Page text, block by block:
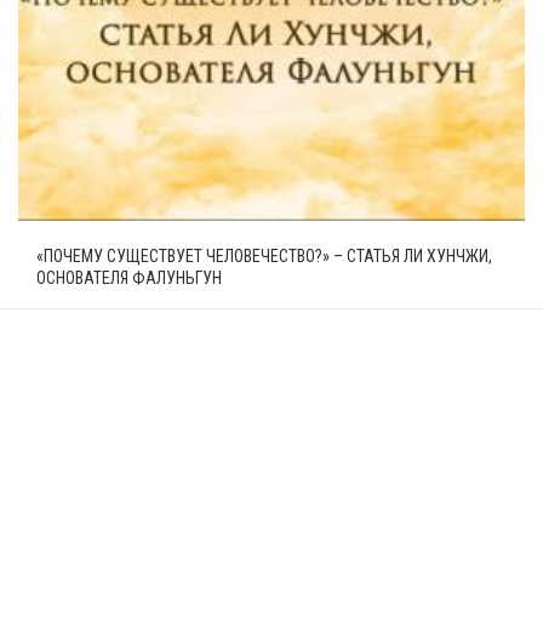
«ПОЧЕМУ СУЩЕСТВУЕТ ЧЕЛОВЕЧЕСТВО?» – СТАТЬЯ ЛИ ХУНЧЖИ,
ОСНОВАТЕЛЯ ФАЛУНЬГУН